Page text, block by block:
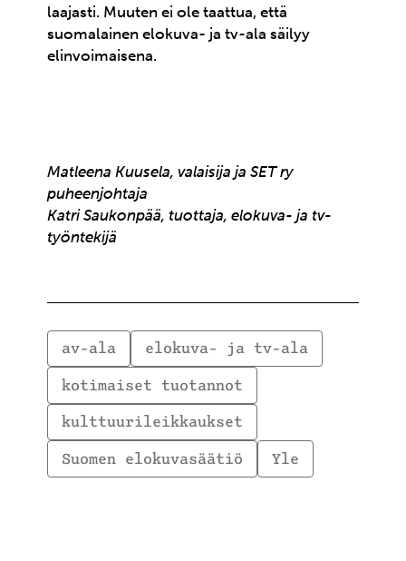
laajasti. Muuten ei ole taattua, että
suomalainen elokuva- ja tv-ala säilyy
elinvoimaisena.
Matleena Kuusela, valaisija ja SET ry
puheenjohtaja
Katri Saukonpää, tuottaja, elokuva- ja tv-
työntekijä
av-ala
elokuva- ja tv-ala
kotimaiset tuotannot
kulttuurileikkaukset
Suomen elokuvasäätiö
Yle